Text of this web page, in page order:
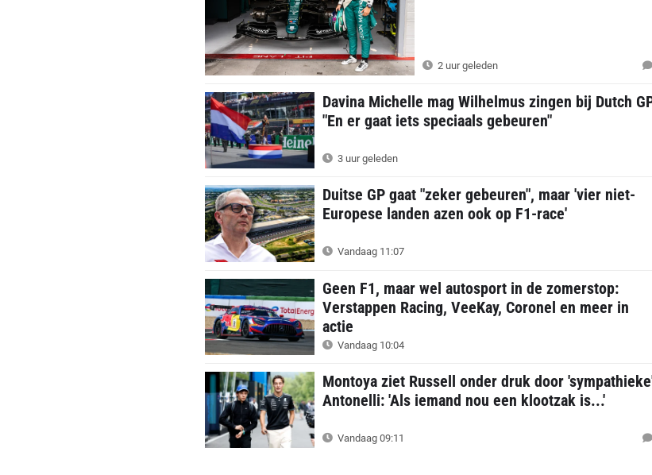
2 uur geleden
Davina Michelle mag Wilhelmus zingen bij Dutch
"En er gaat iets speciaals gebeuren"
3 uur geleden
Duitse GP gaat "zeker gebeuren", maar 'vier niet-
Europese landen azen ook op F1-race'
Vandaag 11:07
Geen F1, maar wel autosport in de zomerstop:
Verstappen Racing, VeeKay, Coronel en meer in
actie
Vandaag 10:04
Montoya ziet Russell onder druk door
Antonelli: 'Als iemand nou een klootzak is...'
Vandaag 09:11